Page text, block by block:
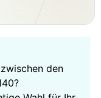
den